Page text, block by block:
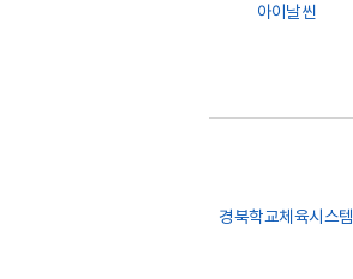
아이날씬
경북학교체육시스템